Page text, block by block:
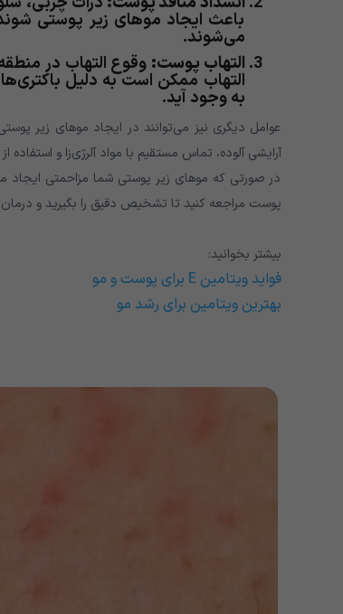
باعث ایجاد موهای زیر پوستی
می‌شوند.
التهاب پوست: وقوع التهاب در
التهاب ممکن است به دلیل
به وجود آید.
عوامل دیگری نیز می‌توانند در ایجاد موهای زیر
آرایشی آلوده، تماس مستقیم با مواد آلرژی‌زا و استفاده
در صورتی که موهای زیر پوستی شما مزاحمتی
پوست مراجعه کنید تا تشخیص دقیق را بگیرید و درمان
بیشتر بخوانید:
فواید ویتامین E برای پوست و مو
بهترین ویتامین برای رشد مو